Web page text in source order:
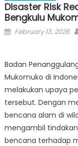
Disaster Risk
Bengkulu
Posted
February 13, 2026
Badan
Mukomuko di
melakukan upaya
tersebut. Dengan
bencana alam di
mengambil
bencana terhadap